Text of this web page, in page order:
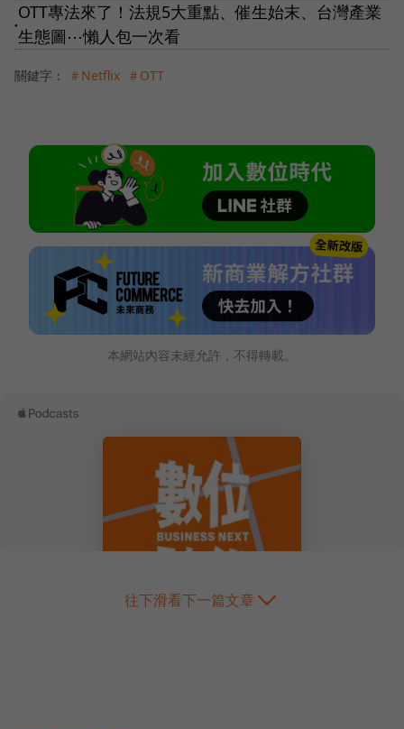
●
OTT專法來了！法規5大重點、催生始末、台灣產業
生態圖⋯懶人包一次看
關鍵字： ＃Netflix ＃OTT
本網站內容未經允許，不得轉載。
往下滑看下一篇文章